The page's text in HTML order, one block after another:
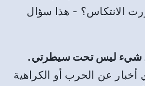
الانتكاس؟ - هذا سؤال
شيء ليس تحت سيطرتي.
أخبار عن الحرب أو الكراهية